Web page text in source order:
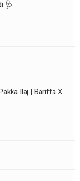
🩺
Ilaj | Bariffa X